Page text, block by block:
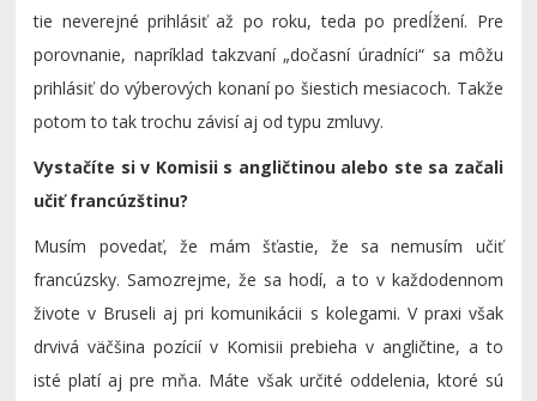
tie neverejné prihlásiť až po roku, teda po predĺžení. Pre
porovnanie, napríklad takzvaní „dočasní úradníci“ sa môžu
prihlásiť do výberových konaní po šiestich mesiacoch. Takže
potom to tak trochu závisí aj od typu zmluvy.
Vystačíte si v Komisii s angličtinou alebo ste sa začali
učiť francúzštinu?
Musím povedať, že mám šťastie, že sa nemusím učiť
francúzsky. Samozrejme, že sa hodí, a to v každodennom
živote v Bruseli aj pri komunikácii s kolegami. V praxi však
drvivá väčšina pozícií v Komisii prebieha v angličtine, a to
isté platí aj pre mňa. Máte však určité oddelenia, ktoré sú